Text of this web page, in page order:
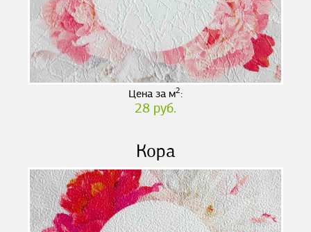
Цена за м2:
28 руб.
Кора